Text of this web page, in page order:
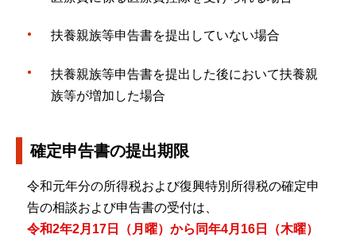
扶養親族等申告書を提出していない場合
扶養親族等申告書を提出した後において扶養親
族等が増加した場合
確定申告書の提出期限
令和元年分の所得税および復興特別所得税の確定申
告の相談および申告書の受付は、
令和2年2月17日（月曜）から同年4月16日（木曜）